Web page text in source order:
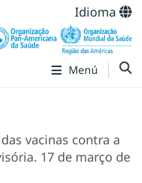
Idioma
Menú
vacinas contra a
17 de março de